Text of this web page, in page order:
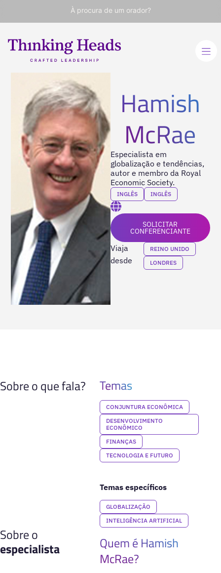
À procura de um orador?
Hamish
McRae
Especialista em
globalização e tendências,
autor e membro da Royal
Economic Society.
INGLÊS INGLÊS
SOLICITAR
CONFERENCIANTE
Viaja
desde
REINO UNIDO
LONDRES
Sobre o que fala? Temas
CONJUNTURA ECONÔMICA
DESENVOLVIMENTO
ECONÔMICO
FINANÇAS
TECNOLOGIA E FUTURO
Temas específicos
GLOBALIZAÇÃO
INTELIGÊNCIA ARTIFICIAL
Sobre o
especialista
Quem é Hamish
McRae?